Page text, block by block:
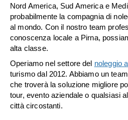
Nord America, Sud America e
probabilmente la compagnia di
al mondo. Con il nostro team
conoscenza locale a Pirna,
alta classe.
Operiamo nel settore del noleggio
turismo dal 2012. Abbiamo un
che troverà la soluzione migliore
tour, evento aziendale o qualsiasi
città circostanti.